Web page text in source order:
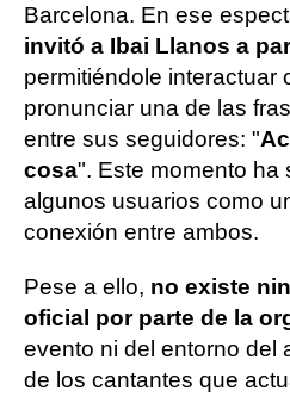
Barcelona. En ese
invitó a Ibai Llanos a
permitiéndole interactuar
pronunciar una de las
entre sus seguidores: "
cosa". Este momento ha
algunos usuarios como
conexión entre ambos.
Pese a ello, no existe
oficial por parte de la
evento ni del entorno del
de los cantantes que